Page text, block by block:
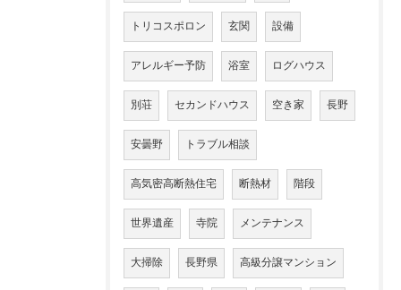
トリコスポロン 玄関 設備
アレルギー予防 浴室 ログハウス
別荘 セカンドハウス 空き家 長野
安曇野 トラブル相談
高気密高断熱住宅 断熱材 階段
世界遺産 寺院 メンテナンス
大掃除 長野県 高級分譲マンション